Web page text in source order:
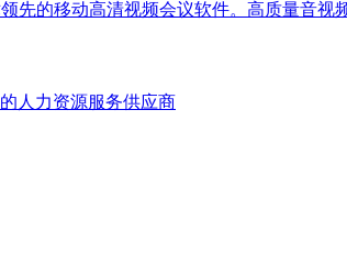
先的移动高清视频会议软件。高质量音视
人力资源服务供应商